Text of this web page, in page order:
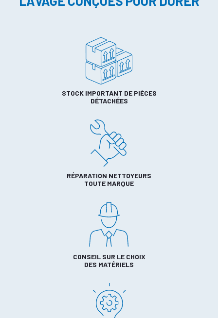
STOCK IMPORTANT DE PIÈCES
DÉTACHÉES
RÉPARATION NETTOYEURS
TOUTE MARQUE
CONSEIL SUR LE CHOIX
DES MATÉRIELS